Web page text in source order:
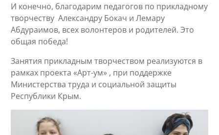
И конечно, благодарим педагогов по прикладному
творчеству Александру Бокач и Лемару
Абдураимов, всех волонтеров и родителей. Это
общая победа!
Занятия прикладным творчеством реализуются в
рамках проекта «Арт-ум» , при поддержке
Министерства труда и социальной защиты
Республики Крым.